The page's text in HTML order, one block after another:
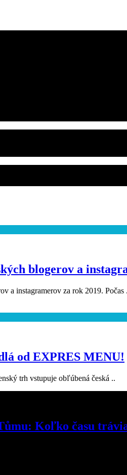
blogerov a
a instagramerov za rok 2019. Počas
od EXPRES MENU!
trh vstupuje obľúbená česká ..
Koľko času